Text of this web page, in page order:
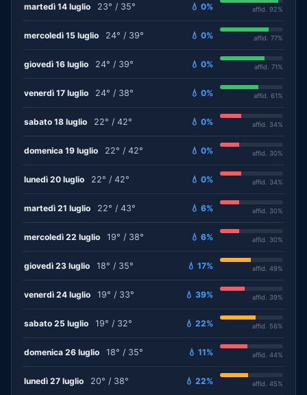
martedì 14 luglio 23° / 35° 💧 0% affid. 92%
mercoledì 15 luglio 24° / 39° 💧 0% affid. 77%
giovedì 16 luglio 24° / 39° 💧 0% affid. 71%
venerdì 17 luglio 24° / 38° 💧 0% affid. 61%
sabato 18 luglio 22° / 42° 💧 0% affid. 34%
domenica 19 luglio 22° / 42° 💧 0% affid. 30%
lunedì 20 luglio 22° / 42° 💧 0% affid. 34%
martedì 21 luglio 22° / 43° 💧 6% affid. 30%
mercoledì 22 luglio 19° / 38° 💧 6% affid. 30%
giovedì 23 luglio 18° / 35° 💧 17% affid. 49%
venerdì 24 luglio 19° / 33° 💧 39% affid. 39%
sabato 25 luglio 19° / 32° 💧 22% affid. 56%
domenica 26 luglio 18° / 35° 💧 11% affid. 44%
lunedì 27 luglio 20° / 38° 💧 22% affid. 45%